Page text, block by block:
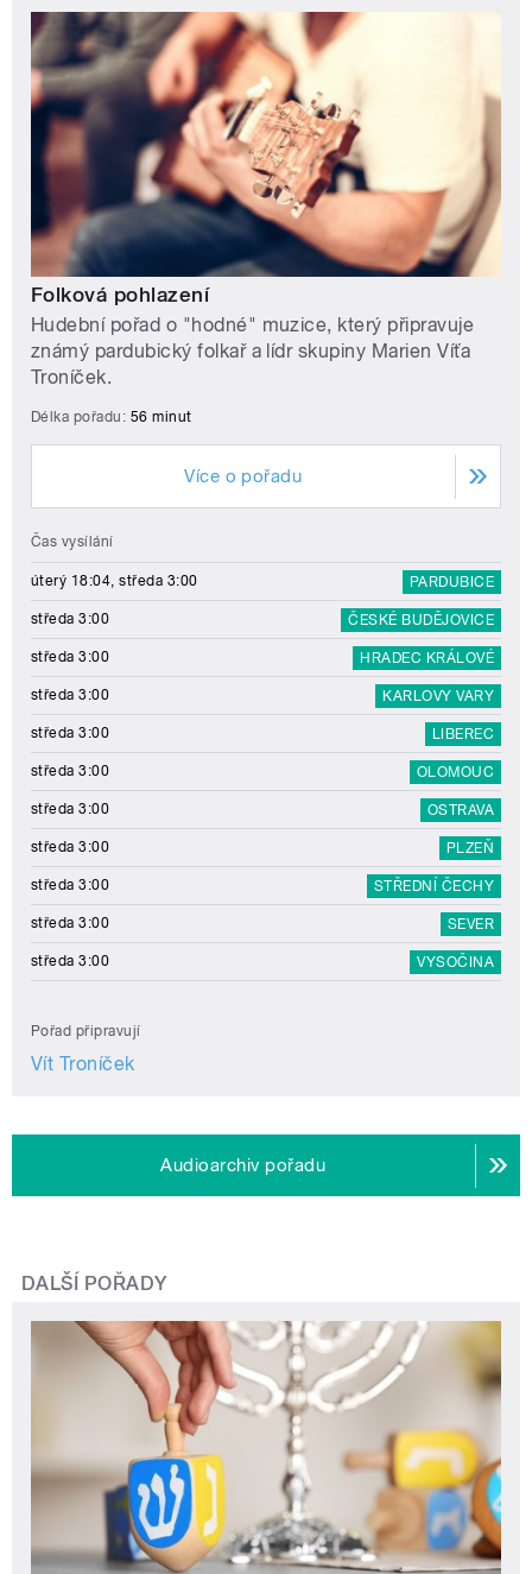
Folková pohlazení
Hudební pořad o "hodné" muzice, který připravuje
známý pardubický folkař a lídr skupiny Marien Víťa
Troníček.
Délka pořadu: 56 minut
Více o pořadu
Čas vysílání
úterý 18:04, středa 3:00 PARDUBICE
středa 3:00 ČESKÉ BUDĚJOVICE
středa 3:00 HRADEC KRÁLOVÉ
středa 3:00 KARLOVY VARY
středa 3:00 LIBEREC
středa 3:00 OLOMOUC
středa 3:00 OSTRAVA
středa 3:00 PLZEŇ
středa 3:00 STŘEDNÍ ČECHY
středa 3:00 SEVER
středa 3:00 VYSOČINA
Pořad připravují
Vít Troníček
Audioarchiv pořadu
DALŠÍ POŘADY